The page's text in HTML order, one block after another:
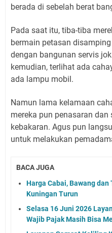
berada di sebelah berat
Pada saat itu, tiba-tiba
bermain petasan
dengan bangunan servis
kemudian, terlihat ada
ada lampu mobil.
Namun lama kelamaan
mereka pun penasaran
kebakaran. Agus pun
untuk melakukan
BACA JUGA
Harga Cabai, Bawang
Kuningan Turun
Selasa 16 Juni 2026
Wajib Pajak Masih Bisa